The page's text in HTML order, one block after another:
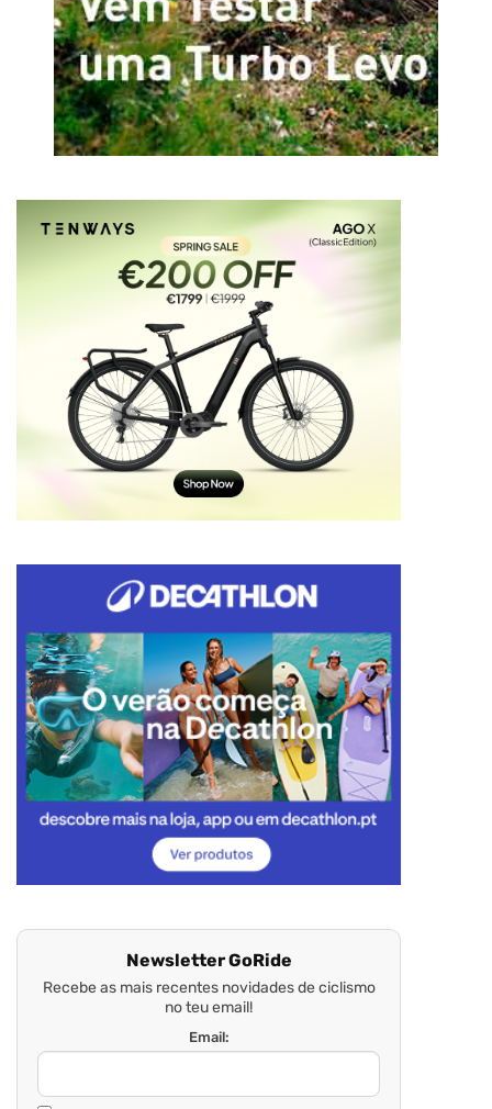
Newsletter GoRide
Recebe as mais recentes novidades de ciclismo
no teu email!
Email: